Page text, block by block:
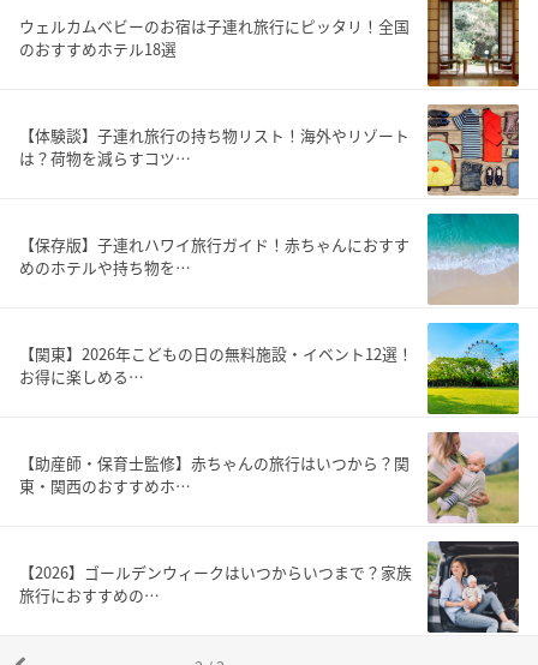
ウェルカムベビーのお宿は子連れ旅行にピッタリ！全国
のおすすめホテル18選
【体験談】子連れ旅行の持ち物リスト！海外やリゾート
は？荷物を減らすコツ…
【保存版】子連れハワイ旅行ガイド！赤ちゃんにおすす
めのホテルや持ち物を…
【関東】2026年こどもの日の無料施設・イベント12選！
お得に楽しめる…
【助産師・保育士監修】赤ちゃんの旅行はいつから？関
東・関西のおすすめホ…
【2026】ゴールデンウィークはいつからいつまで？家族
旅行におすすめの…